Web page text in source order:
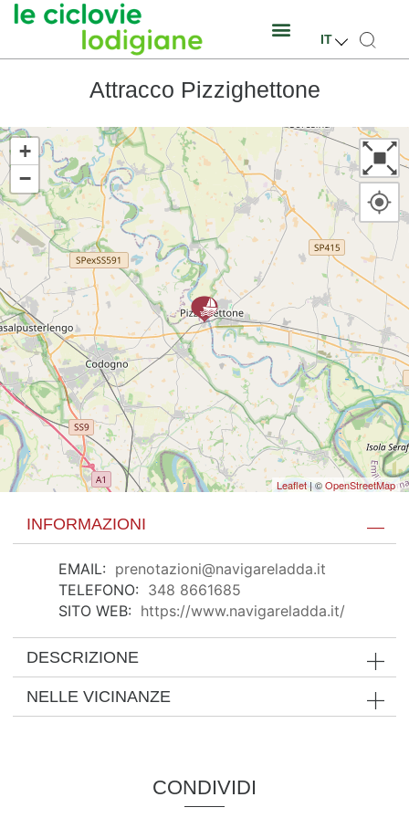
IT
Attracco Pizzighettone
INFORMAZIONI
EMAIL: prenotazioni@navigareladda.it
TELEFONO: 348 8661685
SITO WEB: https://www.navigareladda.it/
DESCRIZIONE
NELLE VICINANZE
+
−
Leaflet| ©OpenStreetMap
CONDIVIDI